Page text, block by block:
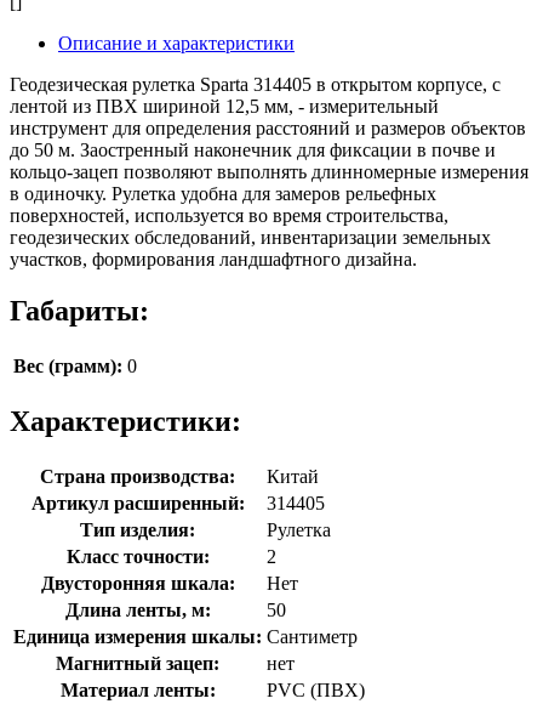
Описание и характеристики
Геодезическая рулетка Sparta 314405 в открытом корпусе, с
лентой из ПВХ шириной 12,5 мм, - измерительный
инструмент для определения расстояний и размеров объектов
до 50 м. Заостренный наконечник для фиксации в почве и
кольцо-зацеп позволяют выполнять длинномерные измерения
в одиночку. Рулетка удобна для замеров рельефных
поверхностей, используется во время строительства,
геодезических обследований, инвентаризации земельных
участков, формирования ландшафтного дизайна.
Габариты:
Вес (грамм): 0
Характеристики:
Страна производства:
Китай
Артикул расширенный:
314405
Тип изделия:
Рулетка
Класс точности:
2
Двусторонняя шкала:
Нет
Длина ленты, м:
50
Единица измерения шкалы: Сантиметр
Магнитный зацеп:
нет
Материал ленты:
PVC (ПВХ)